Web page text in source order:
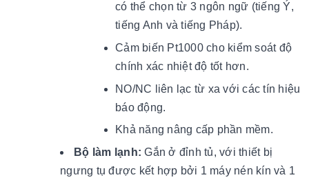
có thể chọn từ 3 ngôn ngữ (tiếng Ý,
tiếng Anh và tiếng Pháp).
Cảm biến Pt1000 cho kiểm soát độ
chính xác nhiệt độ tốt hơn.
NO/NC liên lạc từ xa với các tín hiệu
báo động.
Khả năng nâng cấp phần mềm.
Bộ làm lạnh:Gắn ở đỉnh tủ, với thiết bị
ngưng tụ được kết hợp bởi 1 máy nén kín và 1